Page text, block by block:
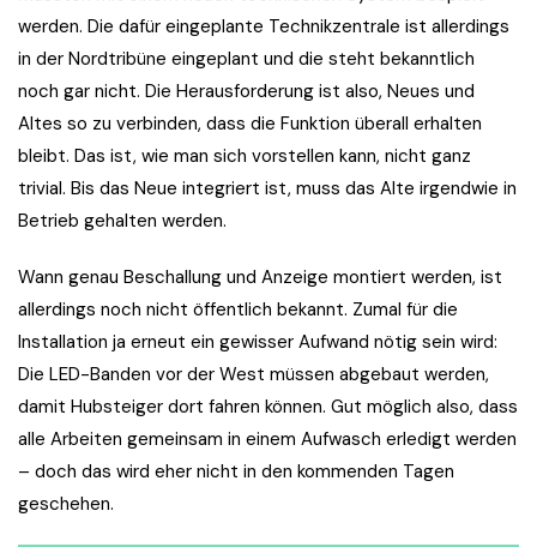
werden. Die dafür eingeplante Technikzentrale ist allerdings
in der Nordtribüne eingeplant und die steht bekanntlich
noch gar nicht. Die Herausforderung ist also, Neues und
Altes so zu verbinden, dass die Funktion überall erhalten
bleibt. Das ist, wie man sich vorstellen kann, nicht ganz
trivial. Bis das Neue integriert ist, muss das Alte irgendwie in
Betrieb gehalten werden.
Wann genau Beschallung und Anzeige montiert werden, ist
allerdings noch nicht öffentlich bekannt. Zumal für die
Installation ja erneut ein gewisser Aufwand nötig sein wird:
Die LED-Banden vor der West müssen abgebaut werden,
damit Hubsteiger dort fahren können. Gut möglich also, dass
alle Arbeiten gemeinsam in einem Aufwasch erledigt werden
– doch das wird eher nicht in den kommenden Tagen
geschehen.